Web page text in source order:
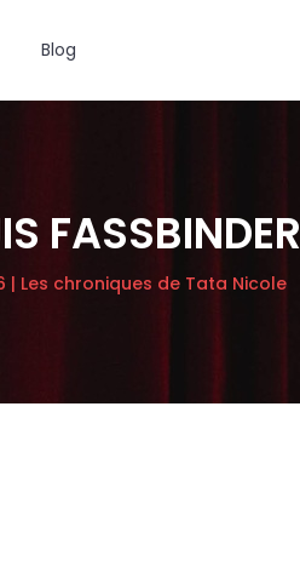
Blog
FASSBINDER
| Les chroniques de Tata Nicole